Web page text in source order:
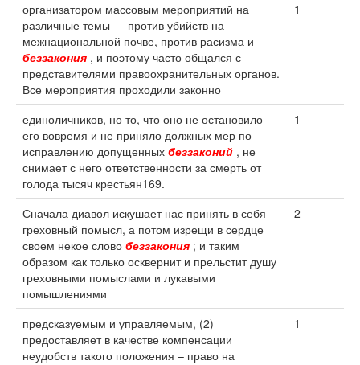
организатором массовым мероприятий на
различные темы — против убийств на
межнациональной почве, против расизма и
беззакония , и поэтому часто общался с
представителями правоохранительных органов.
Все мероприятия проходили законно
1
единоличников, но то, что оно не остановило
его вовремя и не приняло должных мер по
исправлению допущенных беззаконий , не
снимает с него ответственности за смерть от
голода тысяч крестьян169.
1
Сначала диавол искушает нас принять в себя
греховный помысл, а потом изрещи в сердце
своем некое слово беззакония ; и таким
образом как только осквернит и прельстит душу
греховными помыслами и лукавыми
помышлениями
2
предсказуемым и управляемым, (2)
предоставляет в качестве компенсации
неудобств такого положения – право на
1